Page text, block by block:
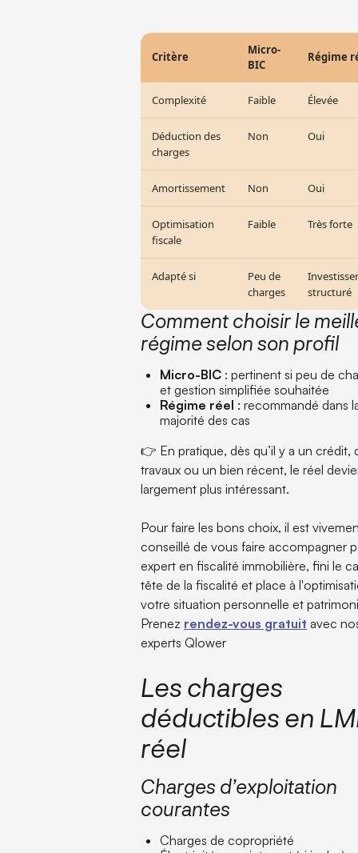
Critère
Micro-
BIC
Régime
Complexité Faible Élevée
Déduction des
charges
Non Oui
Amortissement Non Oui
Optimisation
fiscale
Faible Très forte
Adapté si
Peu de
charges
structuré
Comment choisir le
régime selon son profil
Micro-BIC : pertinent si peu de
et gestion simplifiée souhaitée
Régime réel : recommandé dans
majorité des cas
👉 En pratique, dès qu’il y a un crédit,
travaux ou un bien récent, le réel
largement plus intéressant.
Pour faire les bons choix, il est
conseillé de vous faire accompagner
expert en fiscalité immobilière, fini le
tête de la fiscalité et place à
votre situation personnelle et
Prenez rendez-vous gratuit avec
experts Qlower
Les charges
déductibles en
réel
Charges d’exploitation
courantes
Charges de copropriété